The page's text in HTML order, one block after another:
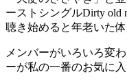
ーストシングルDirty old
聴き始めると年老いた
メンバーがいろいろ変
ーが私の一番のお気に入